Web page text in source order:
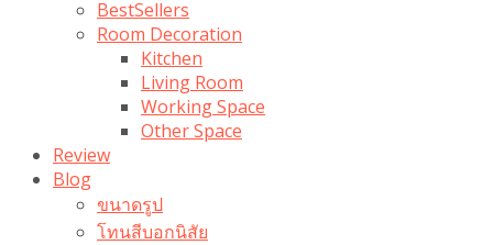
BestSellers
Room Decoration
Kitchen
Living Room
Working Space
Other Space
Review
Blog
ขนาดรูป
โทนสีบอกนิสัย